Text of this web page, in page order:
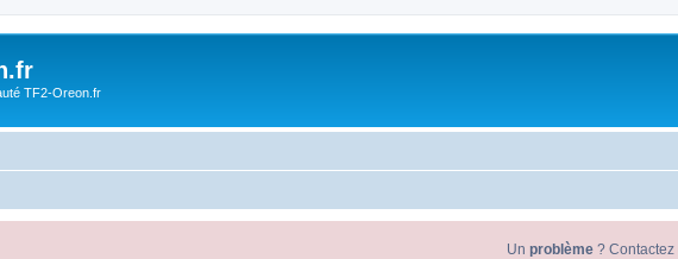
TF2-Oreon.fr
Unproblème? Contactez